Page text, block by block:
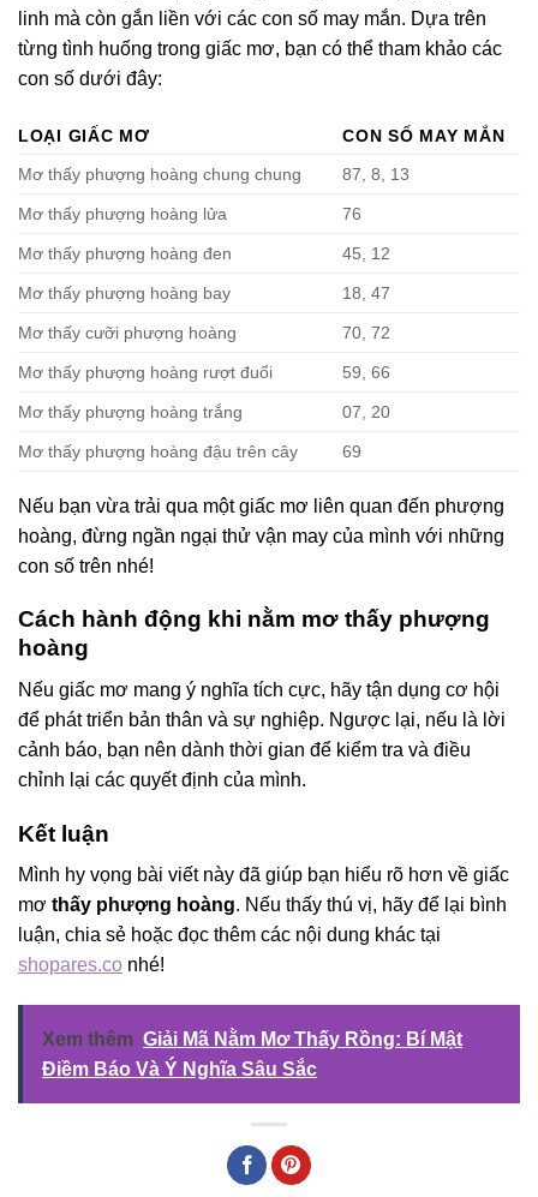
linh mà còn gắn liền với các con số may mắn. Dựa trên
từng tình huống trong giấc mơ, bạn có thể tham khảo các
con số dưới đây:
LOẠI GIẤC MƠ
CON SỐ MAY MẮN
Mơ thấy phượng hoàng chung chung
87, 8, 13
Mơ thấy phượng hoàng lửa 76
Mơ thấy phượng hoàng đen 45, 12
Mơ thấy phượng hoàng bay 18, 47
Mơ thấy cưỡi phượng hoàng 70, 72
Mơ thấy phượng hoàng rượt đuổi 59, 66
Mơ thấy phượng hoàng trắng 07, 20
Mơ thấy phượng hoàng đậu trên cây 69
Nếu bạn vừa trải qua một giấc mơ liên quan đến phượng
hoàng, đừng ngần ngại thử vận may của mình với những
con số trên nhé!
Cách hành động khi nằm mơ thấy phượng
hoàng
Nếu giấc mơ mang ý nghĩa tích cực, hãy tận dụng cơ hội
để phát triển bản thân và sự nghiệp. Ngược lại, nếu là lời
cảnh báo, bạn nên dành thời gian để kiểm tra và điều
chỉnh lại các quyết định của mình.
Kết luận
Mình hy vọng bài viết này đã giúp bạn hiểu rõ hơn về giấc
mơ thấy phượng hoàng. Nếu thấy thú vị, hãy để lại bình
luận, chia sẻ hoặc đọc thêm các nội dung khác tại
shopares.co nhé!
Xem thêm Giải Mã Nằm Mơ Thấy Rồng: Bí Mật
Điềm Báo Và Ý Nghĩa Sâu Sắc